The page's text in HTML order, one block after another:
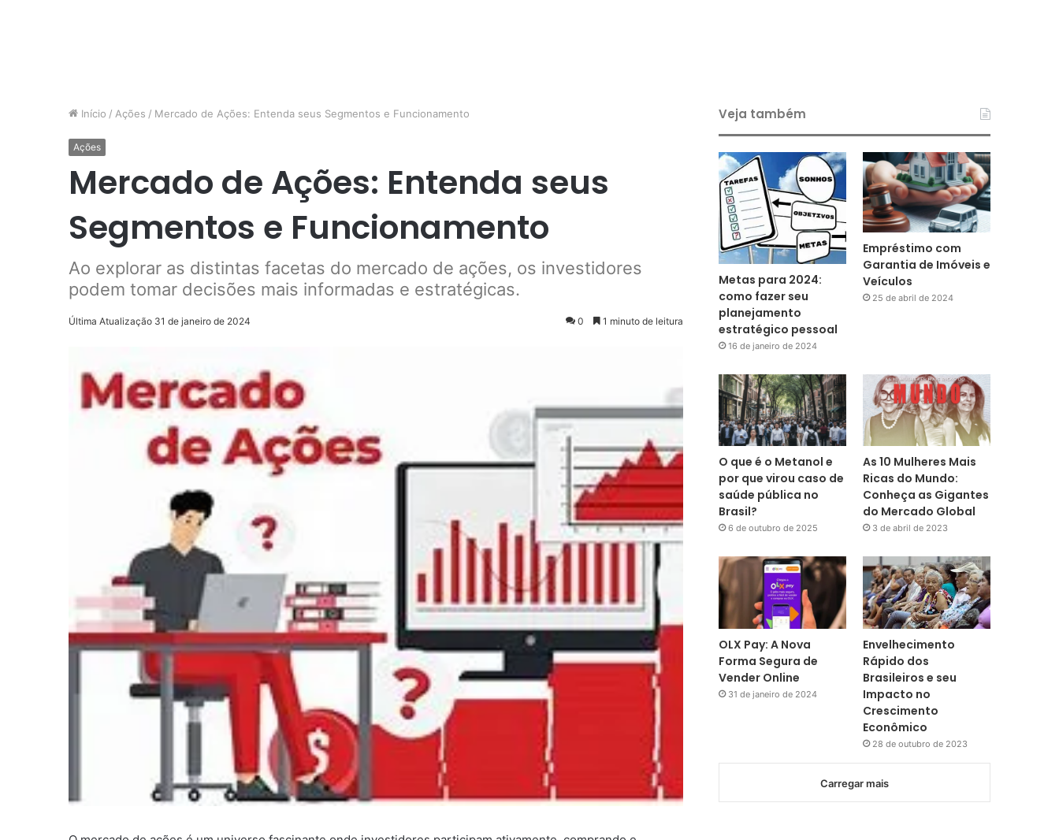
Início / Ações / Mercado de Ações: Entenda seus Segmentos e Funcionamento
Ações
Mercado de Ações: Entenda seus
Segmentos e Funcionamento
Ao explorar as distintas facetas do mercado de ações, os investidores
podem tomar decisões mais informadas e estratégicas.
Última Atualização 31 de janeiro de 2024 0 1 minuto de leitura
Veja também
Metas para 2024:
como fazer seu
planejamento
estratégico pessoal
16 de janeiro de 2024
Empréstimo com
Garantia de Imóveis e
Veículos
25 de abril de 2024
O que é o Metanol e
por que virou caso de
saúde pública no
Brasil?
6 de outubro de 2025
As 10 Mulheres Mais
Ricas do Mundo:
Conheça as Gigantes
do Mercado Global
3 de abril de 2023
OLX Pay: A Nova
Forma Segura de
Vender Online
31 de janeiro de 2024
Envelhecimento
Rápido dos
Brasileiros e seu
Impacto no
Crescimento
Econômico
28 de outubro de 2023
Carregar mais